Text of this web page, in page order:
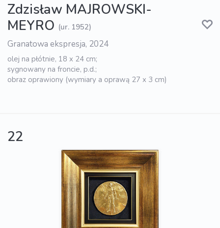
Zdzisław MAJROWSKI-
MEYRO (ur. 1952)
Granatowa ekspresja, 2024
olej na płótnie, 18 x 24 cm;
sygnowany na froncie, p.d.;
obraz oprawiony (wymiary a oprawą 27 x 3 cm)
22